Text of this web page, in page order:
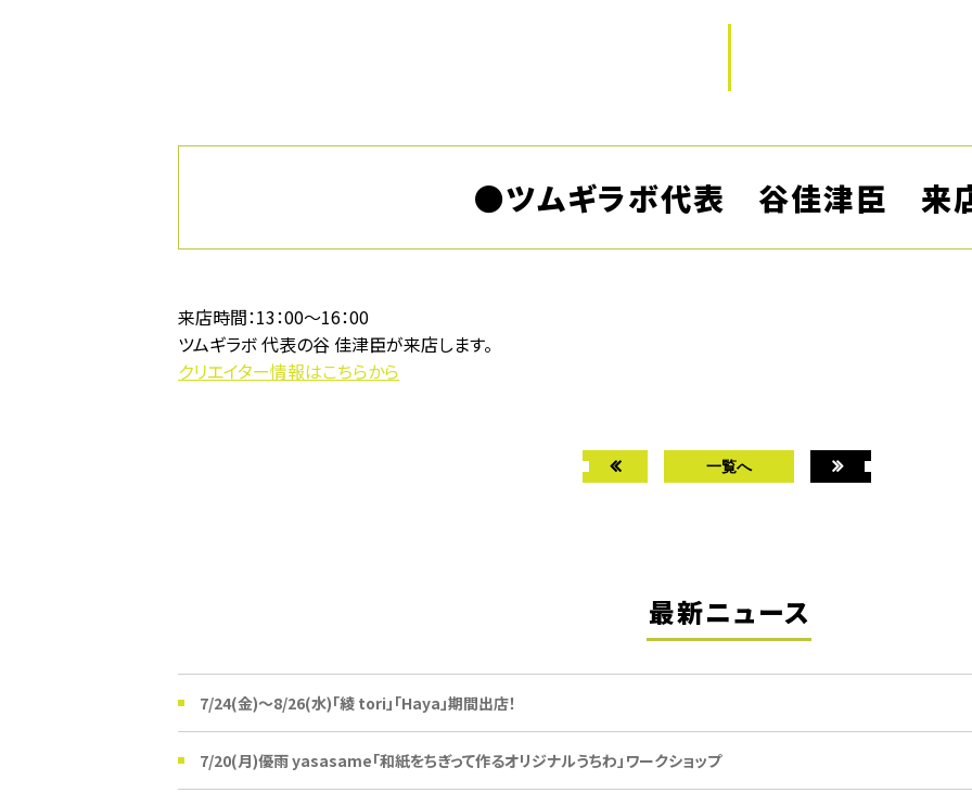
●ツムギラボ代表 谷佳津臣 来
来店時間：13：00〜16：00
ツムギラボ 代表の谷 佳津臣が来店します。
クリエイター情報はこちらから
一覧へ
最新ニュース
7/24(金)〜8/26(水)「綾 tori」「Haya」期間出店！
7/20(月)優雨 yasasame「和紙をちぎって作るオリジナルうちわ」ワークショップ